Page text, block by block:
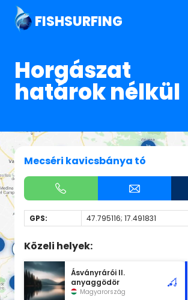
FISHSURFING
Horgászat
határok nélkül
Mecséri kavicsbánya tó
GPS: 47.795116; 17.491831
Közeli helyek:
Ásványrárói II.
anyaggödör
Magyarország